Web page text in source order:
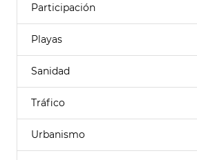
Participación
Playas
Sanidad
Tráfico
Urbanismo